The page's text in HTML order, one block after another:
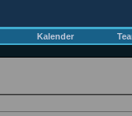
Kalender